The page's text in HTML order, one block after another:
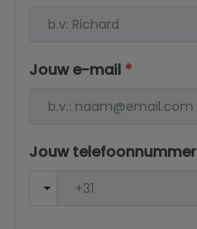
Jouw e-mail *
Jouw telefoonnummer